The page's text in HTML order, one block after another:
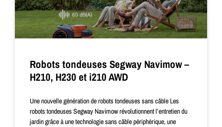
Robots tondeuses Segway Navimow –
H210, H230 et i210 AWD
Une nouvelle génération de robots tondeuses sans câble Les
robots tondeuses Segway Navimow révolutionnent l’entretien du
jardin grâce à une technologie sans câble périphérique, une